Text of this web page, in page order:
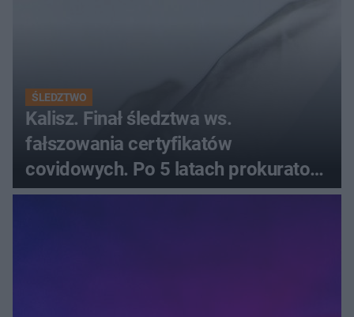
ŚLEDZTWO
Kalisz. Finał śledztwa ws.
fałszowania certyfikatów
covidowych. Po 5 latach prokurator
zamyka sprawę